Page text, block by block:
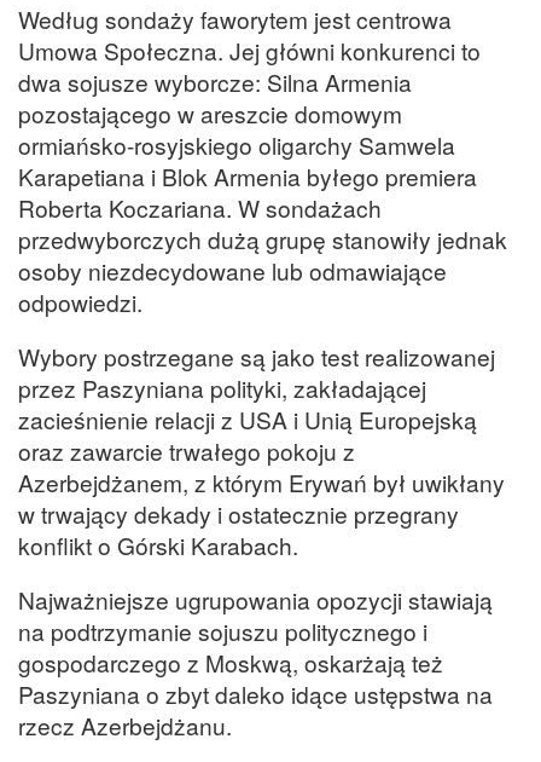
Według sondaży faworytem jest centrowa
Umowa Społeczna. Jej główni konkurenci to
dwa sojusze wyborcze: Silna Armenia
pozostającego w areszcie domowym
ormiańsko-rosyjskiego oligarchy Samwela
Karapetiana i Blok Armenia byłego premiera
Roberta Koczariana. W sondażach
przedwyborczych dużą grupę stanowiły jednak
osoby niezdecydowane lub odmawiające
odpowiedzi.
Wybory postrzegane są jako test realizowanej
przez Paszyniana polityki, zakładającej
zacieśnienie relacji z USA i Unią Europejską
oraz zawarcie trwałego pokoju z
Azerbejdżanem, z którym Erywań był uwikłany
w trwający dekady i ostatecznie przegrany
konflikt o Górski Karabach.
Najważniejsze ugrupowania opozycji stawiają
na podtrzymanie sojuszu politycznego i
gospodarczego z Moskwą, oskarżają też
Paszyniana o zbyt daleko idące ustępstwa na
rzecz Azerbejdżanu.